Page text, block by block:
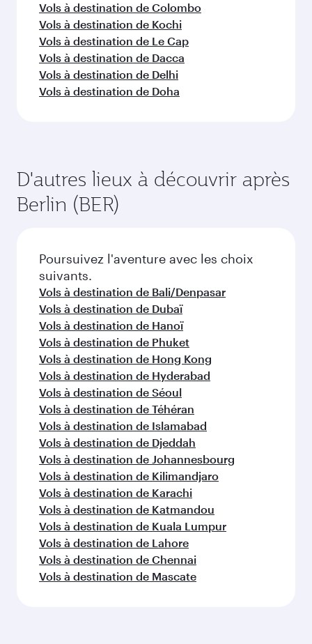
Vols à destination de Colombo
Vols à destination de Kochi
Vols à destination de Le Cap
Vols à destination de Dacca
Vols à destination de Delhi
Vols à destination de Doha
D'autres lieux à découvrir après
Berlin (BER)
Poursuivez l'aventure avec les choix
suivants.
Vols à destination de Bali/Denpasar
Vols à destination de Dubaï
Vols à destination de Hanoï
Vols à destination de Phuket
Vols à destination de Hong Kong
Vols à destination de Hyderabad
Vols à destination de Séoul
Vols à destination de Téhéran
Vols à destination de Islamabad
Vols à destination de Djeddah
Vols à destination de Johannesbourg
Vols à destination de Kilimandjaro
Vols à destination de Karachi
Vols à destination de Katmandou
Vols à destination de Kuala Lumpur
Vols à destination de Lahore
Vols à destination de Chennai
Vols à destination de Mascate